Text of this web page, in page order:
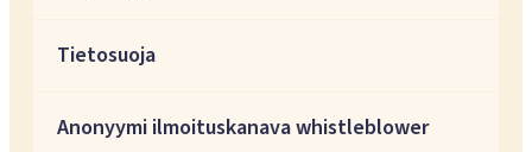
Tietosuoja
Anonyymi ilmoituskanava whistleblower